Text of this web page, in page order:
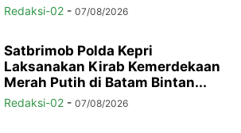
Redaksi-02 - 07/08/2026
Satbrimob Polda Kepri
Laksanakan Kirab Kemerdekaan
Merah Putih di Batam Bintan...
Redaksi-02 - 07/08/2026